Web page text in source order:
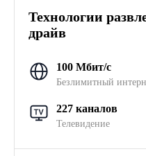
Технологии
драйв
100 Мбит/с
Безлимитный
227 каналов
Телевидение